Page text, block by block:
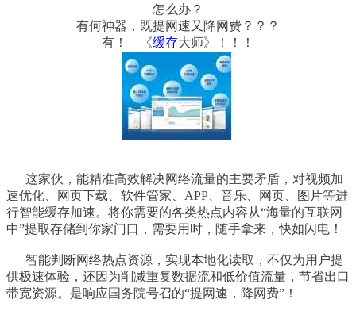
怎么办？
有何神器，既提网速又降网费？？？
有！—《缓存大师》！！！
这家伙，能精准高效解决网络流量的主要矛盾，对视频加
速优化、网页下载、软件管家、APP、音乐、网页、图片等进
行智能缓存加速。将你需要的各类热点内容从“海量的互联网
中”提取存储到你家门口，需要用时，随手拿来，快如闪电！
智能判断网络热点资源，实现本地化读取，不仅为用户提
供极速体验，还因为削减重复数据流和低价值流量，节省出口
带宽资源。是响应国务院号召的“提网速，降网费”！